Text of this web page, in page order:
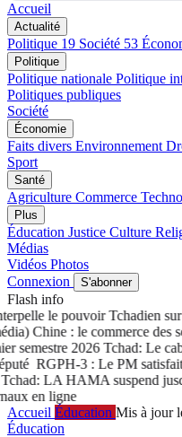
Accueil
Actualité
Politique 19 Société 53
Politique
Politique nationale Politique
Politiques publiques
Société
Économie
Faits divers Environnement
Sport
Santé
Agriculture Commerce
Plus
Éducation Justice Culture
Médias
Vidéos Photos
Connexion
S'abonner
Flash info
le pouvoir Tchadien sur
Chine : le commerce des
semestre 2026Tchad: Le
RGPH-3 : Le PM satisfait
LA HAMA suspend
en ligne
Accueil Éducation Mis à jour
Éducation